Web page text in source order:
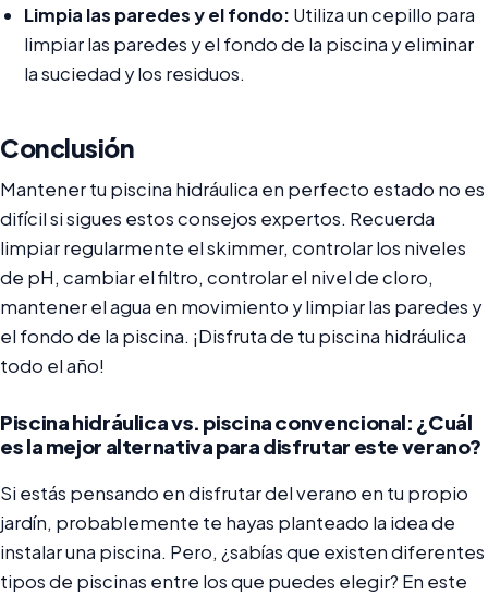
Limpia las paredes y el fondo: Utiliza un cepillo para
limpiar las paredes y el fondo de la piscina y eliminar
la suciedad y los residuos.
Conclusión
Mantener tu piscina hidráulica en perfecto estado no es
difícil si sigues estos consejos expertos. Recuerda
limpiar regularmente el skimmer, controlar los niveles
de pH, cambiar el filtro, controlar el nivel de cloro,
mantener el agua en movimiento y limpiar las paredes y
el fondo de la piscina. ¡Disfruta de tu piscina hidráulica
todo el año!
Piscina hidráulica vs. piscina convencional: ¿Cuál
es la mejor alternativa para disfrutar este verano?
Si estás pensando en disfrutar del verano en tu propio
jardín, probablemente te hayas planteado la idea de
instalar una piscina. Pero, ¿sabías que existen diferentes
tipos de piscinas entre los que puedes elegir? En este